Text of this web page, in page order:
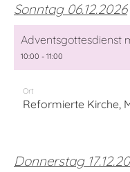
Sonntag 06.12.2026
Adventsgottesdienst
10:00 - 11:00
Ort
Reformierte Kirche,
Donnerstag